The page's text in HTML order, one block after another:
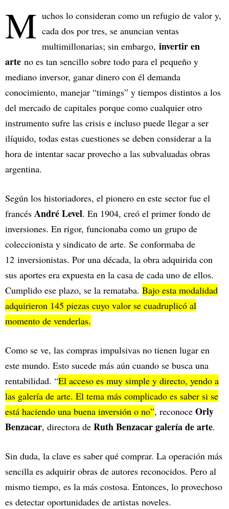
M uchos lo consideran como un refugio de valor y,
cada dos por tres, se anuncian ventas
multimillonarias; sin embargo, invertir en
arte no es tan sencillo sobre todo para el pequeño y
mediano inversor, ganar dinero con él demanda
conocimiento, manejar “timings” y tiempos distintos a los
del mercado de capitales porque como cualquier otro
instrumento sufre las crisis e incluso puede llegar a ser
ilíquido, todas estas cuestiones se deben considerar a la
hora de intentar sacar provecho a las subvaluadas obras
argentina.
Según los historiadores, el pionero en este sector fue el
francés André Level. En 1904, creó el primer fondo de
inversiones. En rigor, funcionaba como un grupo de
coleccionista y sindicato de arte. Se conformaba de
12 inversionistas. Por una década, la obra adquirida con
sus aportes era expuesta en la casa de cada uno de ellos.
Cumplido ese plazo, se la remataba. Bajo esta modalidad
adquirieron 145 piezas cuyo valor se cuadruplicó al
momento de venderlas.
Como se ve, las compras impulsivas no tienen lugar en
este mundo. Esto sucede más aún cuando se busca una
rentabilidad. “El acceso es muy simple y directo, yendo a
las galería de arte. El tema más complicado es saber si se
está haciendo una buena inversión o no”, reconoce Orly
Benzacar, directora de Ruth Benzacar galería de arte.
Sin duda, la clave es saber qué comprar. La operación más
sencilla es adquirir obras de autores reconocidos. Pero al
mismo tiempo, es la más costosa. Entonces, lo provechoso
es detectar oportunidades de artistas noveles.